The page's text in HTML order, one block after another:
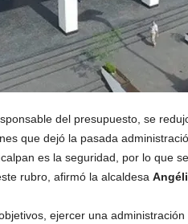
del presupuesto, se
que dejó la pasada
es la seguridad, por lo que
rubro, afirmó la alcaldesa
ejercer una